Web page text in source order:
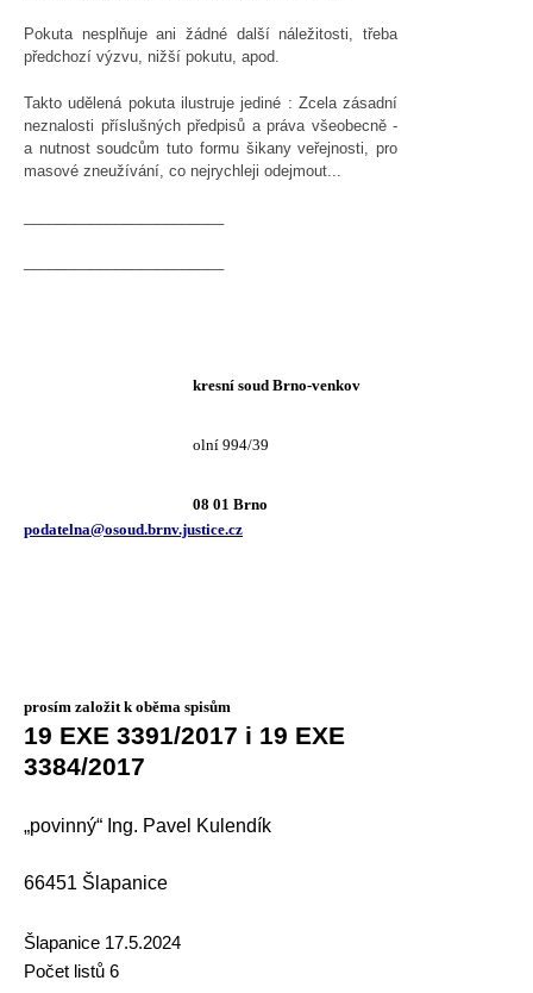
Pokuta nesplňuje ani žádné další náležitosti, třeba
předchozí výzvu, nižší pokutu, apod.
Takto udělená pokuta ilustruje jediné : Zcela zásadní
neznalosti příslušných předpisů a práva všeobecně -
a nutnost soudcům tuto formu šikany veřejnosti, pro
masové zneužívání, co nejrychleji odejmout...
kresní soud Brno-venkov
olní 994/39
08 01 Brno
podatelna@osoud.brnv.justice.cz
prosím založit k oběma spisům
19 EXE 3391/2017 i 19 EXE
3384/2017
„povinný“ Ing. Pavel Kulendík
66451 Šlapanice
Šlapanice 17.5.2024
Počet listů 6